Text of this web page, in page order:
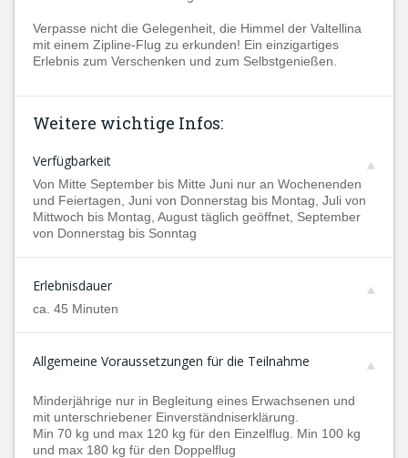
Verpasse nicht die Gelegenheit, die Himmel der Valtellina
mit einem Zipline-Flug zu erkunden! Ein einzigartiges
Erlebnis zum Verschenken und zum Selbstgenießen.
Weitere wichtige Infos:
Verfügbarkeit
Von Mitte September bis Mitte Juni nur an Wochenenden
und Feiertagen, Juni von Donnerstag bis Montag, Juli von
Mittwoch bis Montag, August täglich geöffnet, September
von Donnerstag bis Sonntag
Erlebnisdauer
ca. 45 Minuten
Allgemeine Voraussetzungen für die Teilnahme
Minderjährige nur in Begleitung eines Erwachsenen und
mit unterschriebener Einverständniserklärung.
Min 70 kg und max 120 kg für den Einzelflug. Min 100 kg
und max 180 kg für den Doppelflug